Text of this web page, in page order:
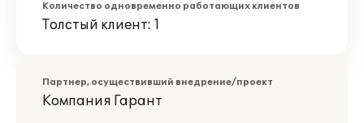
Количество одновременно работающих клиентов
Толстый клиент: 1
Партнер, осуществивший внедрение/проект
Компания Гарант